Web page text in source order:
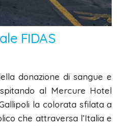
FIDAS
donazione di sangue e
al Mercure Hotel
la colorata sfilata a
che attraversa l’Italia e